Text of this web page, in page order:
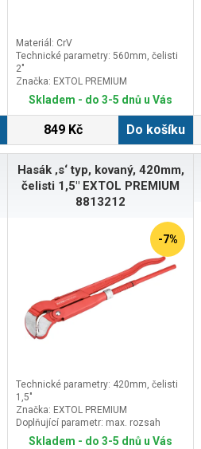
Materiál: CrV
Technické parametry: 560mm, čelisti
2"
Značka: EXTOL PREMIUM
Doplňující parametr: max. rozsah
67mm
Skladem - do 3-5 dnů u Vás
849 Kč Do košíku
Hasák ‚s‘ typ, kovaný, 420mm,
čelisti 1,5" EXTOL PREMIUM
8813212
-7%
Technické parametry: 420mm, čelisti
1,5"
Značka: EXTOL PREMIUM
Doplňující parametr: max. rozsah
55mm
Skladem - do 3-5 dnů u Vás